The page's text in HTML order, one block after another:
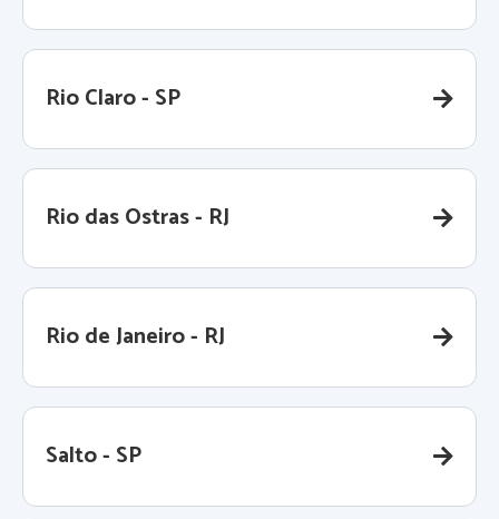
Rio Claro - SP
Rio das Ostras - RJ
Rio de Janeiro - RJ
Salto - SP